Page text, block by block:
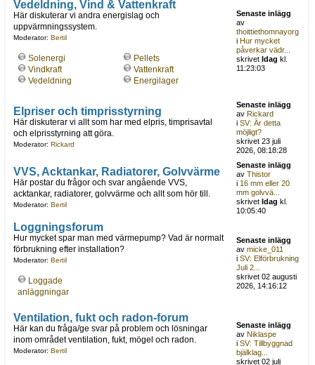
Vedeldning, Vind & Vattenkraft
Här diskuterar vi andra energislag och
uppvärmningssystem.
Moderator: Bertil
Solenergi
Vindkraft
Vedeldning
Pellets
Vattenkraft
Energilager
Senaste inlägg
av
thoittiethomnayorg
iHur mycket
påverkar vädr...
skrivetIdag kl.
11:23:03
Elpriser och timprisstyrning
Här diskuterar vi allt som har med elpris, timprisavtal
och elprisstyrning att göra.
Moderator: Rickard
Senaste inlägg
avRickard
iSV: Är detta
möjligt?
skrivet 23 juli
2026, 08:18:28
VVS, Acktankar, Radiatorer, Golvvärme
Här postar du frågor och svar angående VVS,
acktankar, radiatorer, golvvärme och allt som hör till.
Moderator: Bertil
Senaste inlägg
avThistor
i 16 mm eller 20
mm golvvä...
skrivetIdag kl.
10:05:40
Loggningsforum
Hur mycket spar man med värmepump? Vad är normalt
förbrukning efter installation?
Moderator: Bertil
Loggade
anläggningar
Senaste inlägg
avmicke_011
iSV: Elförbrukning
Juli 2...
skrivet 02 augusti
2026, 14:16:12
Ventilation, fukt och radon-forum
Här kan du fråga/ge svar på problem och lösningar
inom området ventilation, fukt, mögel och radon.
Moderator: Bertil
Senaste inlägg
avNiklaspe
iSV: Tillbyggnad
bjälklag...
skrivet 02 juli